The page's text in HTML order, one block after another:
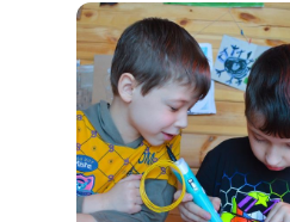
blandt de unge